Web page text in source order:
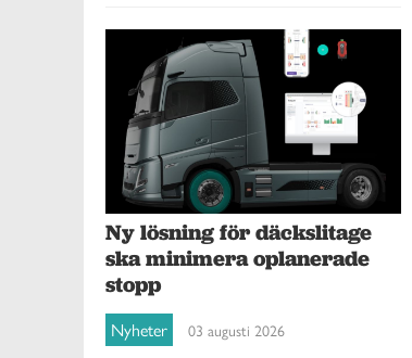
Ny lösning för däckslitage
ska minimera oplanerade
stopp
Nyheter 03 augusti 2026